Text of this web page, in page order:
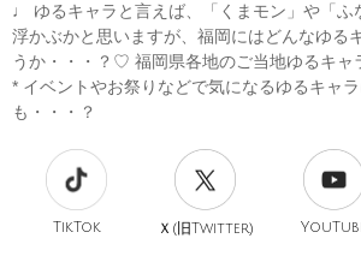
♩ ゆるキャラと言えば、「くまモン」や「ふ
浮かぶかと思いますが、福岡にはどんなゆる
うか・・・？♡ 福岡県各地のご当地ゆるキャ
* イベントやお祭りなどで気になるゆるキャ
も・・・？
TikTok Ｘ(旧Twitter)